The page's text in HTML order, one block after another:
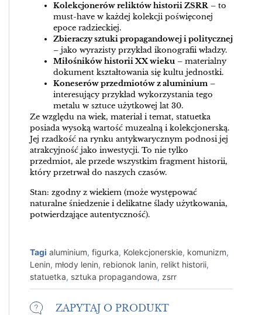
Kolekcjonerów reliktów historii ZSRR – to
must-have w każdej kolekcji poświęconej
epoce radzieckiej.
Zbieraczy sztuki propagandowej i politycznej
– jako wyrazisty przykład ikonografii władzy.
Miłośników historii XX wieku – materialny
dokument kształtowania się kultu jednostki.
Koneserów przedmiotów z aluminium–
interesujący przykład wykorzystania tego
metalu w sztuce użytkowej lat 30.
Ze względu na wiek, materiał i temat, statuetka
posiada wysoką wartość muzealną i kolekcjonerską.
Jej rzadkość na rynku antykwarycznym podnosi jej
atrakcyjność jako inwestycji. To nie tylko
przedmiot, ale przede wszystkim fragment historii,
który przetrwał do naszych czasów.
Stan: zgodny z wiekiem (może występować
naturalne śniedzenie i delikatne ślady użytkowania,
potwierdzające autentyczność).
Tagi aluminium, figurka, Kolekcjonerskie, komunizm,
Lenin, młody lenin, rebionok lanin, relikt historii,
statuetka, sztuka propagandowa, zsrr
ZAPYTAJ O PRODUKT